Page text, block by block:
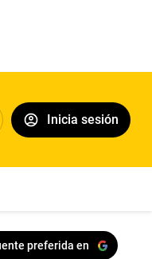
Inicia sesión
preferida en